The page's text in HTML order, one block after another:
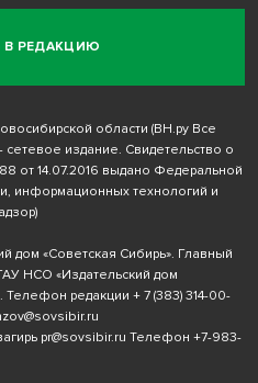
В РЕДАКЦИЮ
области (ВН.ру Все
издание. Свидетельство о
от 14.07.2016 выдано Федеральной
информационных технологий и
дом «Советская Сибирь». Главный
НСО «Издательский дом
Телефон редакции + 7 (383) 314-00-
pr@sovsibir.ru Телефон +7-983-